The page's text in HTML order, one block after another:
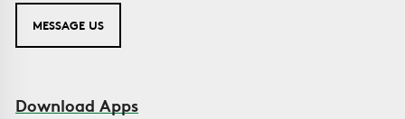
MESSAGE US
Download Apps